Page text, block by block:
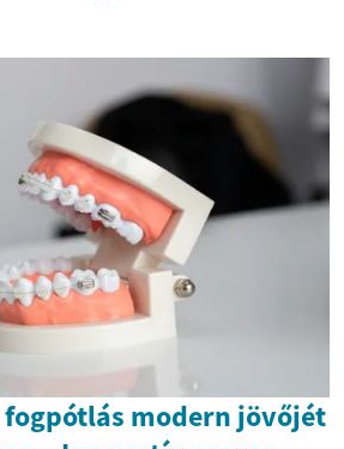
fogpótlás modern jövőjét